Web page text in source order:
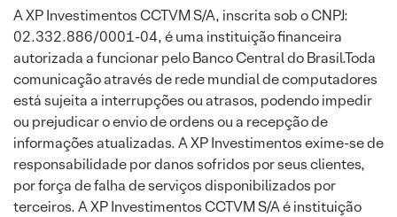
A XP Investimentos CCTVM S/A, inscrita sob o CNPJ:
02.332.886/0001-04, é uma instituição financeira
autorizada a funcionar pelo Banco Central do Brasil.Toda
comunicação através de rede mundial de computadores
está sujeita a interrupções ou atrasos, podendo impedir
ou prejudicar o envio de ordens ou a recepção de
informações atualizadas. A XP Investimentos exime-se de
responsabilidade por danos sofridos por seus clientes,
por força de falha de serviços disponibilizados por
terceiros. A XP Investimentos CCTVM S/A é instituição